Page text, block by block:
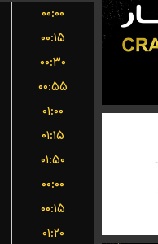
۰۰:۰۰
۰۰:۱۵
۰۰:۳۰
۰۰:۵۵
۰۱:۰۰
۰۱:۱۵
۰۱:۵۰
۰۰:۰۰
۰۰:۱۵
۰۱:۲۰